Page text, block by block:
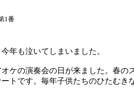
1番
年も泣いてしまいました。
ケの演奏会の日が来ました。春の
トです。毎年子供たちのひたむき